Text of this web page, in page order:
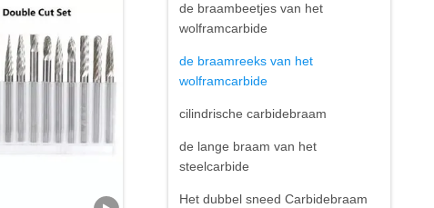
de braambeetjes van het
wolframcarbide
de braamreeks van het
wolframcarbide
cilindrische carbidebraam
de lange braam van het
steelcarbide
Het dubbel sneed Carbidebraam